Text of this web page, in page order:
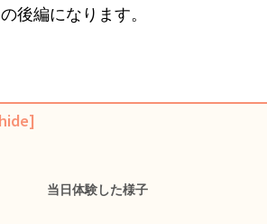
後編になります。
hide]
当日体験した様子